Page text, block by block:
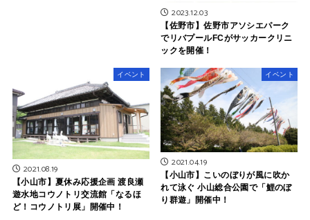
2023.12.03
【佐野市】佐野市アソシエパーク
でリバプールFCがサッカークリニ
ックを開催！
イベント
2021.08.19
【小山市】夏休み応援企画 渡良瀬
遊水地コウノトリ交流館「なるほ
ど！コウノトリ展」開催中！
イベント
2021.04.19
【小山市】こいのぼりが風に吹か
れて泳ぐ 小山総合公園で「鯉のぼ
り群遊」開催中！